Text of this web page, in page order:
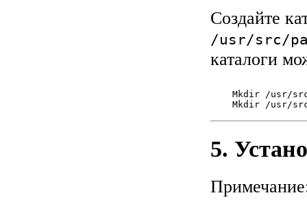
Создайте
/usr/src/
каталоги
Mkdir /usr/
Mkdir /usr/
5.